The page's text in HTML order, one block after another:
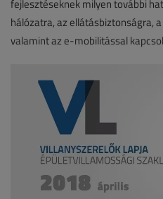
fejlesztéseknek milyen további
hálózatra, az ellátásbiztonságra,
valamint az e-mobilitással